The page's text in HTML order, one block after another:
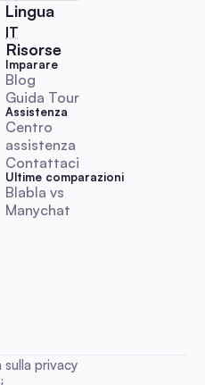
Questioni chiave,
del Marchio
strumenti principali, AI
del Marchio
Risorse
Imparare
Blog
Guida Tour
Assistenza
Centro
assistenza
Contattaci
Ultime comparazioni
Blabla vs
Manychat
Lingua
IT
privacy